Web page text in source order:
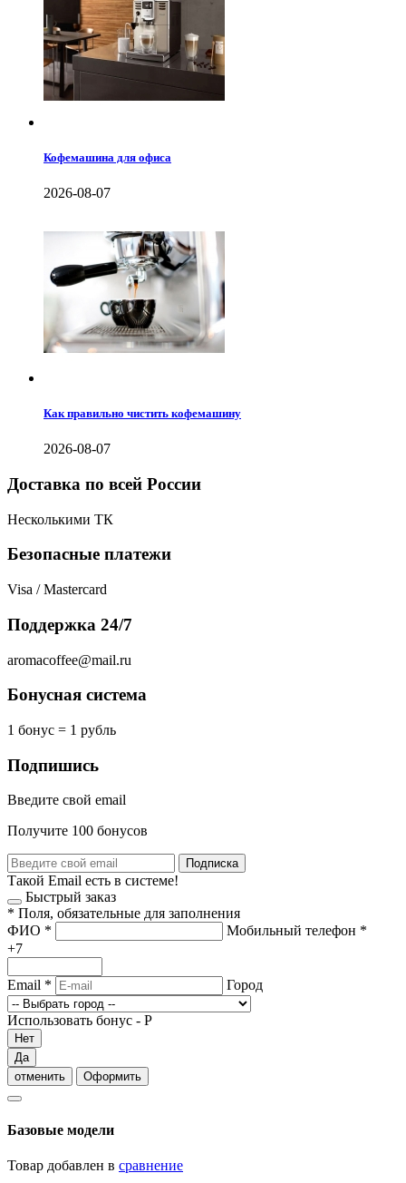
Кофемашина для офиса
2026-08-07
Как правильно чистить кофемашину
2026-08-07
Доставка по всей России
Несколькими ТК
Безопасные платежи
Visa / Mastercard
Поддержка 24/7
aromacoffee@mail.ru
Бонусная система
1 бонус = 1 рубль
Подпишись
Введите свой email
Получите 100 бонусов
Подписка
Такой Email есть в системе!
Быстрый заказ
* Поля, обязательные для заполнения
ФИО * Мобильный телефон *
+7
Email * Город
Использовать бонус - Р
Нет
Да
отменить
Оформить
Базовые модели
Товар добавлен в сравнение